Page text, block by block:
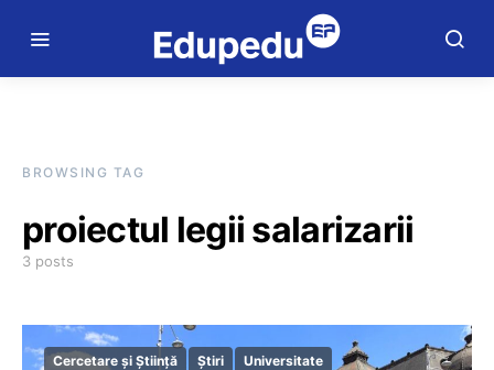
BROWSING TAG
proiectul legii salarizarii
3 posts
Cercetare și Știință Știri Universitate